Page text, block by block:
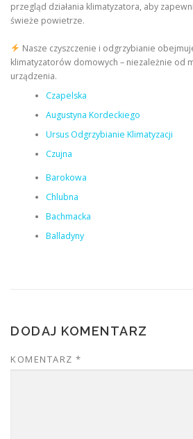
przegląd działania klimatyzatora, aby
świeże powietrze.
Nasze czyszczenie i odgrzybianie
klimatyzatorów domowych – niezależnie od
urządzenia.
Czapelska
Augustyna Kordeckiego
Ursus Odgrzybianie Klimatyzacji
Czujna
Barokowa
Chlubna
Bachmacka
Balladyny
DODAJ KOMENTARZ
KOMENTARZ *